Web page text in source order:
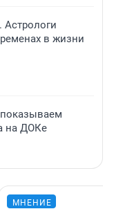
Астрологи
в жизни
на ДОКе
МНЕНИЕ